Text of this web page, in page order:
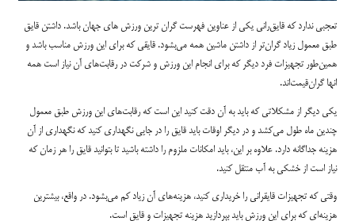
تعجبی ندارد که قایق‌رانی یکی از عناوین فهرست گران ترین ورزش های جهان باشد. داشتن قایق
طبق معمول زیاد گران‌تر از داشتن ماشین همه می‌بشود. قایقی که برای این ورزش مناسب باشد و
همین‌طور تجهیزات فرد دیگر که برای انجام این ورزش و شرکت در رقابت‌های آن نیاز است همه
انها گران‌قیمت‌اند.
یکی دیگر از مشکلاتی که باید به آن دقت کنید این است که رقابت‌های این ورزش طبق معمول
چندین ماه طول می‌کشد و در دیگر اوقات باید قایق را در جایی نگهداری کنید که نگهداری از آن
هزینه جداگانه دارد. علاوه بر این، باید امکانات ملزوم را داشته باشید تا بتوانید قایق را هر زمان که
نیاز است از خشکی به آب منتقل کنید.
وقتی که تجهیزات قایقرانی را خریداری کنید، هزینه‌های آن زیاد کم می‌بشود. در واقع، بیشترین
هزینه‌ای که برای این ورزش باید بپردازید هزینه تجهیزات و قایق است.